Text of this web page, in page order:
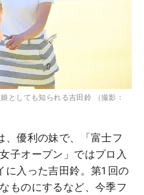
としても知られる吉田鈴 （撮影：
、優利の妹で、「富士フ
子オープン」ではプロ入
に入った吉田鈴。第1回の
ものにするなど、今季フ